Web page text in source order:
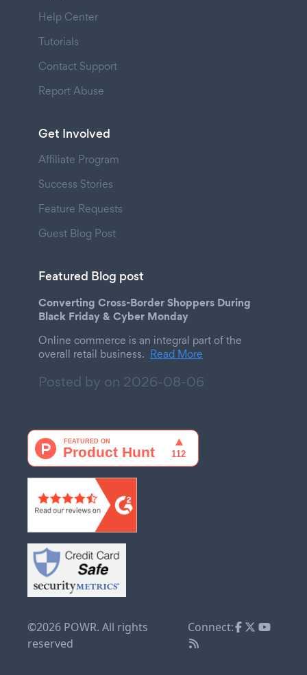
Help Center
Tutorials
Contact Support
Report Abuse
Get Involved
Affiliate Program
Success Stories
Feature Requests
Guest Blog Post
Featured Blog post
Converting Cross-Border Shoppers During
Black Friday & Cyber Monday
Online commerce is an integral part of the
overall retail business. Read More
Posted by on 2026-08-06
©2026 POWR. All rights
reserved
Connect: